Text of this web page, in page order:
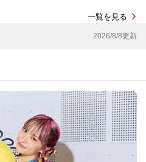
一覧を見る
2026/8/8更新